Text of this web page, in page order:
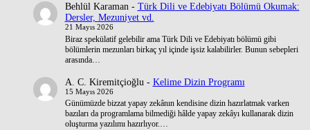
Behlül Karaman- Türk Dili ve Edebiyatı Bölümü Okumak:
Dersler, Mezuniyet vd.
21 Mayıs 2026
Biraz spekülatif gelebilir ama Türk Dili ve Edebiyatı bölümü gibi
bölümlerin mezunları birkaç yıl içinde işsiz kalabilirler. Bunun sebepleri
arasında…
A. C. Kiremitçioğlu - Kelime Dizin Programı
15 Mayıs 2026
Günümüzde bizzat yapay zekânın kendisine dizin hazırlatmak varken
bazıları da programlama bilmediği hâlde yapay zekâyı kullanarak dizin
oluşturma yazılımı hazırlıyor.…